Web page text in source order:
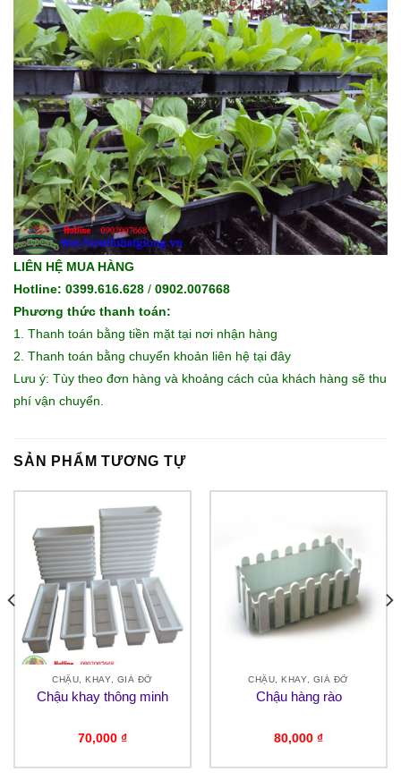
LIÊN HỆ MUA HÀNG
Hotline: 0399.616.628 / 0902.007668
Phương thức thanh toán:
1. Thanh toán bằng tiền mặt tại nơi nhận hàng
2. Thanh toán bằng chuyển khoản liên hệ tại đây
Lưu ý: Tùy theo đơn hàng và khoảng cách của khách hàng sẽ thu
phí vận chuyển.
SẢN PHẨM TƯƠNG TỰ
CHẬU, KHAY, GIÁ ĐỠ
Chậu khay thông minh
70,000 ₫
CHẬU, KHAY, GIÁ ĐỠ
Chậu hàng rào
80,000 ₫